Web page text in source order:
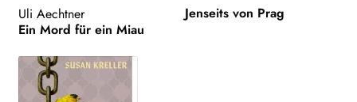
Uli Aechtner
Ein Mord für ein Miau
Jenseits von Prag